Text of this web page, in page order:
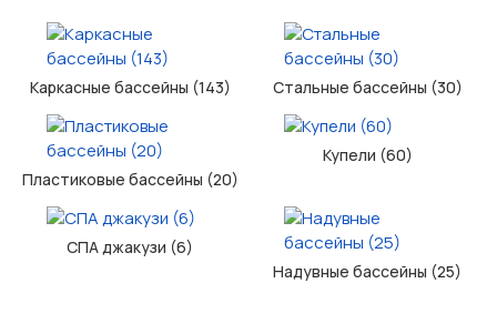
Каркасные бассейны (143) Стальные бассейны (30)
Пластиковые бассейны (20)
Купели (60)
СПА джакузи (6)
Надувные бассейны (25)